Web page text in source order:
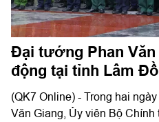
Đại tướng Phan
động tại tỉnh Lâm
(QK7 Online) - Trong hai
Văn Giang, Ủy viên Bộ